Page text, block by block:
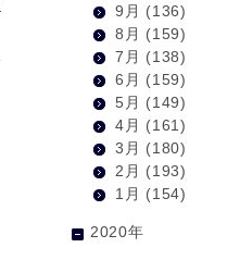
9月 (136)
8月 (159)
7月 (138)
6月 (159)
5月 (149)
4月 (161)
3月 (180)
2月 (193)
1月 (154)
2020年